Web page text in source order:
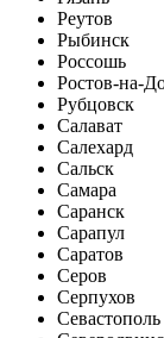
Реутов
Рыбинск
Россошь
Ростов-на-
Рубцовск
Салават
Салехард
Сальск
Самара
Саранск
Сарапул
Саратов
Серов
Серпухов
Севастополь